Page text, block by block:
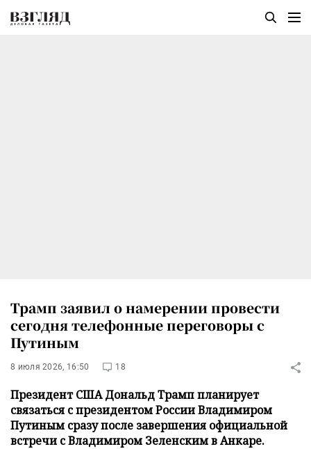
Трамп заявил о намерении провести
сегодня телефонные переговоры с
Путиным
8 июля 2026, 16:50 18
Президент США Дональд Трамп планирует
связаться с президентом России Владимиром
Путиным сразу после завершения официальной
встречи с Владимиром Зеленским в Анкаре.